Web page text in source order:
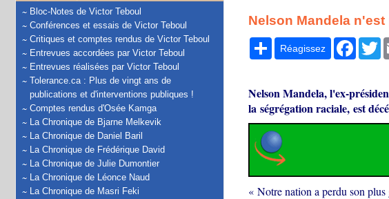
Bloc-Notes de Victor Teboul
Conférences et essais de Victor Teboul
Critiques et comptes rendus de Victor Teboul
Entrevues accordées par Victor Teboul
Entrevues réalisées par Victor Teboul
Tolerance.ca : Plus de vingt ans de
publications et d'interventions publiques !
Comptes rendus d'Osée Kamga
La Chronique de Bjarne Melkevik
La Chronique de Daniel Baril
La Chronique de Frédérique David
La Chronique de Julie Dumontier
La Chronique de Léonce Naud
La Chronique de Masri Feki
Nelson Mandela n'est
Partager
Réagissez
Nelson Mandela, l'ex-
la ségrégation raciale, est
« Notre nation a perdu son